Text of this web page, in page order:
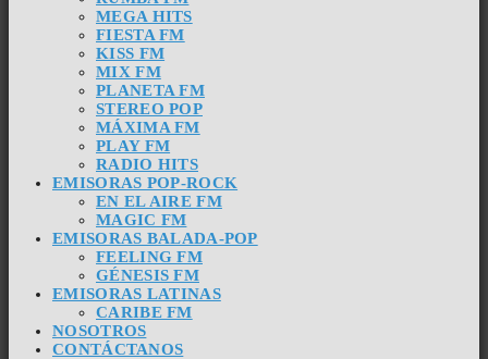
MEGA HITS
FIESTA FM
KISS FM
MIX FM
PLANETA FM
STEREO POP
MÁXIMA FM
PLAY FM
RADIO HITS
EMISORAS POP-ROCK
EN EL AIRE FM
MAGIC FM
EMISORAS BALADA-POP
FEELING FM
GÉNESIS FM
EMISORAS LATINAS
CARIBE FM
NOSOTROS
CONTÁCTANOS